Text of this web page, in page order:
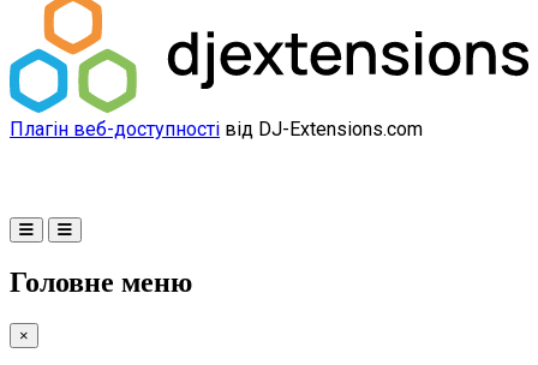
Плагін веб-доступності від DJ-Extensions.com
Головне меню
×